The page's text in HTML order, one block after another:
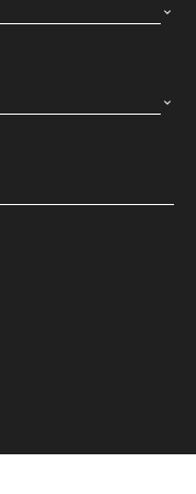

